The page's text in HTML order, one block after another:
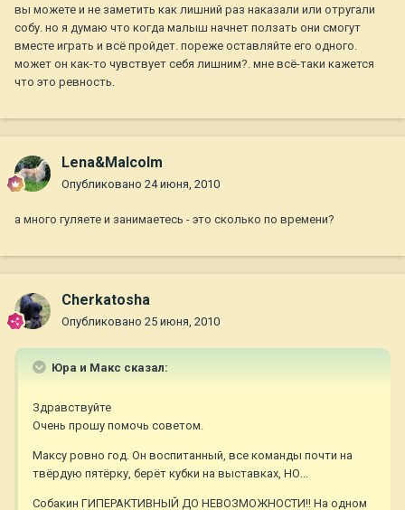
вы можете и не заметить как лишний раз наказали или отругали
собу. но я думаю что когда малыш начнет ползать они смогут
вместе играть и всё пройдет. пореже оставляйте его одного.
может он как-то чувствует себя лишним?. мне всё-таки кажется
что это ревность.
Lena&Malcolm
Опубликовано 24 июня, 2010
а много гуляете и занимаетесь - это сколько по времени?
Cherkatosha
Опубликовано 25 июня, 2010
Юра и Макс сказал:
Здравствуйте
Очень прошу помочь советом.
Максу ровно год. Он воспитанный, все команды почти на
твёрдую пятёрку, берёт кубки на выставках, НО...
Собакин ГИПЕРАКТИВНЫЙ ДО НЕВОЗМОЖНОСТИ!! На одном